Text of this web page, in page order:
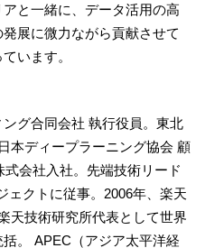
と一緒に、データ活用の高
展に微力ながら貢献させて
います。
グ合同会社 執行役員。東北
本ディープラーニング協会 顧
会社入社。先端技術リード
ェクトに従事。2006年、楽天
天技術研究所代表として世界
。 APEC（アジア太平洋経